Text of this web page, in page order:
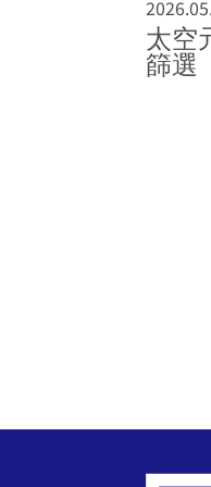
太空
篩選